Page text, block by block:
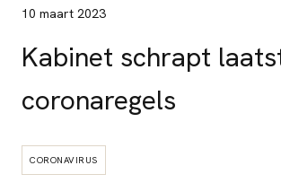
10 maart 2023
Kabinet schrapt
coronaregels
CORONAVIRUS